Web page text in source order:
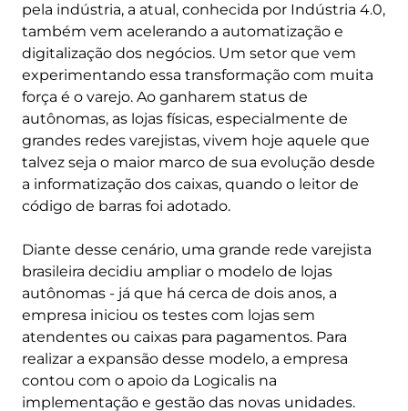
pela indústria, a atual, conhecida por Indústria 4.0,
também vem acelerando a automatização e
digitalização dos negócios. Um setor que vem
experimentando essa transformação com muita
força é o varejo. Ao ganharem status de
autônomas, as lojas físicas, especialmente de
grandes redes varejistas, vivem hoje aquele que
talvez seja o maior marco de sua evolução desde
a informatização dos caixas, quando o leitor de
código de barras foi adotado.
Diante desse cenário, uma grande rede varejista
brasileira decidiu ampliar o modelo de lojas
autônomas - já que há cerca de dois anos, a
empresa iniciou os testes com lojas sem
atendentes ou caixas para pagamentos. Para
realizar a expansão desse modelo, a empresa
contou com o apoio da Logicalis na
implementação e gestão das novas unidades.